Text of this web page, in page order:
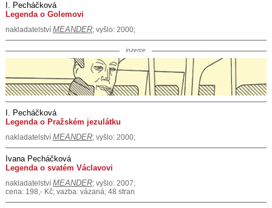
I. Pecháčková
Legenda o Golemovi
nakladatelství MEANDER; vyšlo: 2000;
inzerce
I. Pecháčková
Legenda o Pražském jezulátku
nakladatelství MEANDER; vyšlo: 2000;
Ivana Pecháčková
Legenda o svatém Václavovi
nakladatelství MEANDER; vyšlo: 2007;
cena: 198,- Kč; vazba: vázaná; 48 stran